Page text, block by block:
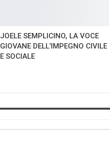
JOELE SEMPLICINO, LA VOCE
GIOVANE DELL’IMPEGNO CIVILE
E SOCIALE